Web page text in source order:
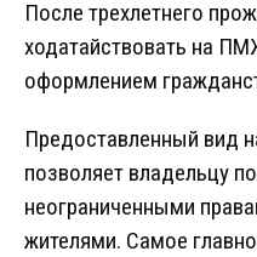
После трехлетнего
ходатайствовать на
оформлением
Предоставленный вид
позволяет владельцу
неограниченными
жителями. Самое